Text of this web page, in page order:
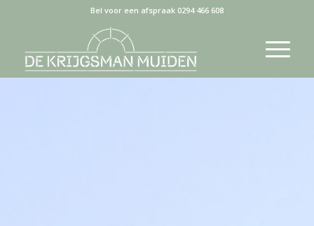
Bel voor een afspraak 0294 466 608